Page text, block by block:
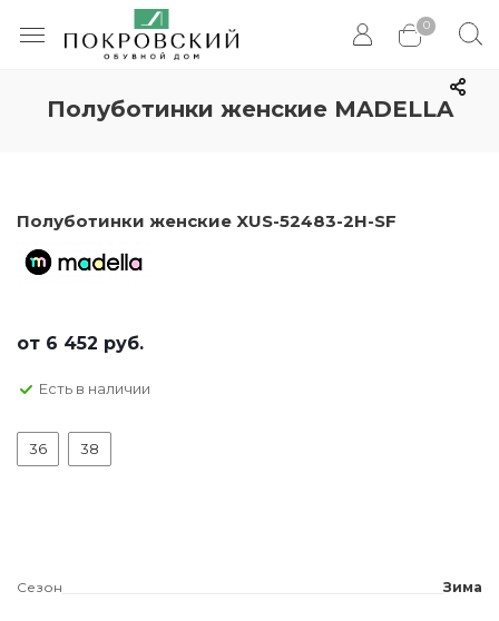
0
Полуботинки женские MADELLA
Полуботинки женские XUS-52483-2H-SF
от 6 452 руб.
Есть в наличии
36 38
Сезон Зима